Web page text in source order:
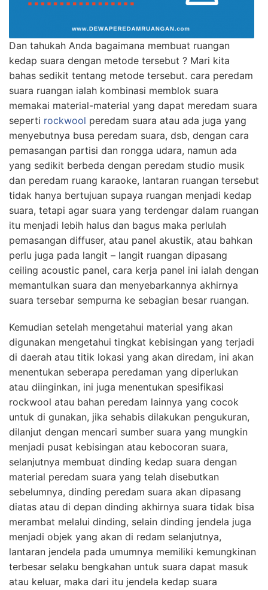
Dan tahukah Anda bagaimana membuat ruangan
kedap suara dengan metode tersebut ? Mari kita
bahas sedikit tentang metode tersebut. cara peredam
suara ruangan ialah kombinasi memblok suara
memakai material-material yang dapat meredam suara
seperti rockwool peredam suara atau ada juga yang
menyebutnya busa peredam suara, dsb, dengan cara
pemasangan partisi dan rongga udara, namun ada
yang sedikit berbeda dengan peredam studio musik
dan peredam ruang karaoke, lantaran ruangan tersebut
tidak hanya bertujuan supaya ruangan menjadi kedap
suara, tetapi agar suara yang terdengar dalam ruangan
itu menjadi lebih halus dan bagus maka perlulah
pemasangan diffuser, atau panel akustik, atau bahkan
perlu juga pada langit – langit ruangan dipasang
ceiling acoustic panel, cara kerja panel ini ialah dengan
memantulkan suara dan menyebarkannya akhirnya
suara tersebar sempurna ke sebagian besar ruangan.
Kemudian setelah mengetahui material yang akan
digunakan mengetahui tingkat kebisingan yang terjadi
di daerah atau titik lokasi yang akan diredam, ini akan
menentukan seberapa peredaman yang diperlukan
atau diinginkan, ini juga menentukan spesifikasi
rockwool atau bahan peredam lainnya yang cocok
untuk di gunakan, jika sehabis dilakukan pengukuran,
dilanjut dengan mencari sumber suara yang mungkin
menjadi pusat kebisingan atau kebocoran suara,
selanjutnya membuat dinding kedap suara dengan
material peredam suara yang telah disebutkan
sebelumnya, dinding peredam suara akan dipasang
diatas atau di depan dinding akhirnya suara tidak bisa
merambat melalui dinding, selain dinding jendela juga
menjadi objek yang akan di redam selanjutnya,
lantaran jendela pada umumnya memiliki kemungkinan
terbesar selaku bengkahan untuk suara dapat masuk
atau keluar, maka dari itu jendela kedap suara